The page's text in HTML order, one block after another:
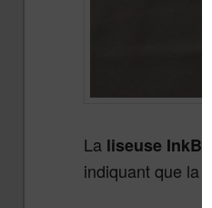
La liseuse
indiquant que la